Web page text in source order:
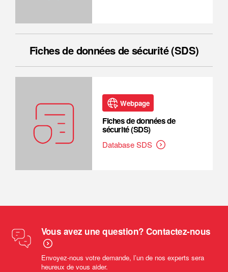
Fiches de données de sécurité (SDS)
Webpage
Fiches de données de
sécurité (SDS)
Database SDS
Vous avez une question? Contactez-nous
Envoyez-nous votre demande, l’un de nos experts sera
heureux de vous aider.